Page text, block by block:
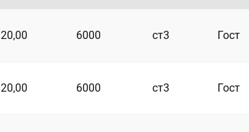
20,00 6000 ст3 Гост
20,00 6000 ст3 Гост